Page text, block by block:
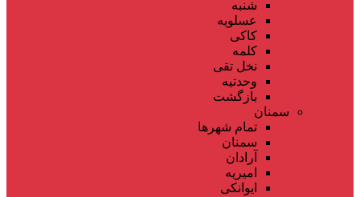
شنبه
عسلویه
کاکی
کلمه
نخل تقی
وحدتیه
بازگشت
سمنان
تمام شهر‌ها
سمنان
آرادان
امیریه
ایوانکی